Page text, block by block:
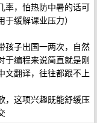
率，怕热防中暑的话可
缓解课业压力）
子出国一两次，自然
于编程来说简直就是刚
文翻译，往往都跟不上
这项兴趣既能舒缓压